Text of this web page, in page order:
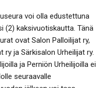
voi olla edustettuna
(2) kaksivuotiskautta. Tänä
ovat Salon Palloilijat ry,
ry ja Särkisalon Urheilijat ry.
ja Perniön Urheilijoilla ei
seuraavalle